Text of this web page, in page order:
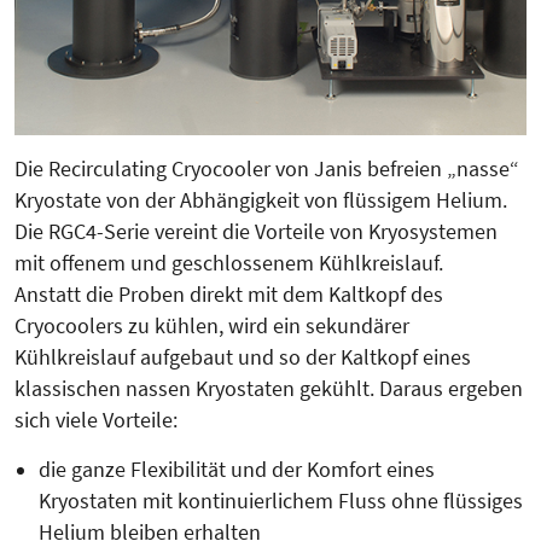
Die Recirculating Cryocooler von Janis befreien „nasse“
Kryostate von der Abhängigkeit von flüssigem Helium.
Die RGC4-Serie vereint die Vorteile von Kryosystemen
mit offenem und geschlossenem Kühlkreislauf.
Anstatt die Proben direkt mit dem Kaltkopf des
Cryocoolers zu kühlen, wird ein sekundärer
Kühlkreislauf aufgebaut und so der Kaltkopf eines
klassischen nassen Kryostaten gekühlt. Daraus ergeben
sich viele Vorteile:
die ganze Flexibilität und der Komfort eines
Kryostaten mit kontinuierlichem Fluss ohne flüssiges
Helium bleiben erhalten